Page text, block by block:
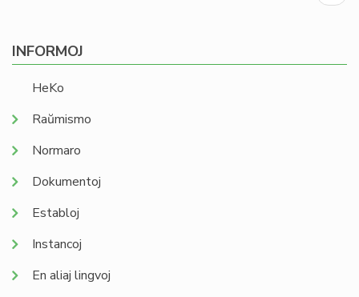
page
INFORMOJ
HeKo
Raŭmismo
Normaro
Dokumentoj
Establoj
Instancoj
En aliaj lingvoj